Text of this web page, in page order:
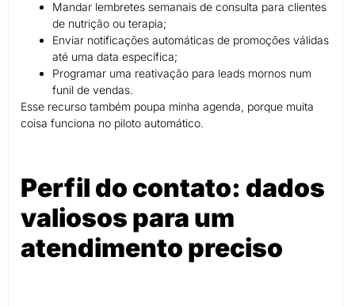
Mandar lembretes semanais de consulta para clientes
de nutrição ou terapia;
Enviar notificações automáticas de promoções válidas
até uma data específica;
Programar uma reativação para leads mornos num
funil de vendas.
Esse recurso também poupa minha agenda, porque muita
coisa funciona no piloto automático.
Perfil do contato: dados
valiosos para um
atendimento preciso